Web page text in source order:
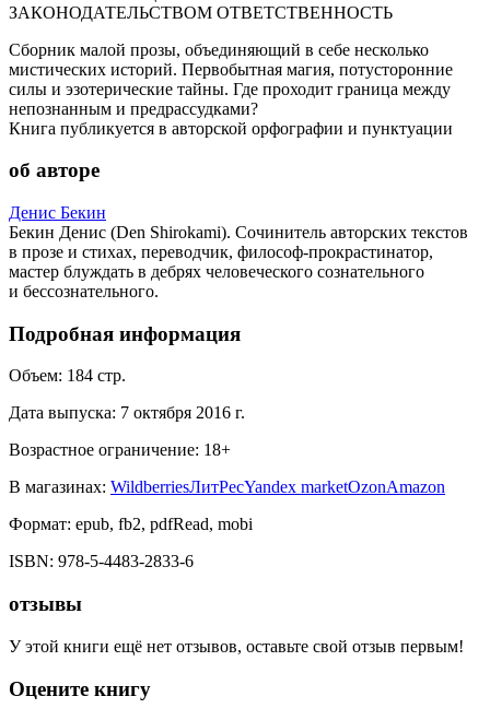
ЗАКОНОДАТЕЛЬСТВОМ ОТВЕТСТВЕННОСТЬ
Сборник малой прозы, объединяющий в себе несколько
мистических историй. Первобытная магия, потусторонние
силы и эзотерические тайны. Где проходит граница между
непознанным и предрассудками?
Книга публикуется в авторской орфографии и пунктуации
об авторе
Денис Бекин
Бекин Денис (Den Shirokami). Сочинитель авторских текстов
в прозе и стихах, переводчик, философ-прокрастинатор,
мастер блуждать в дебрях человеческого сознательного
и бессознательного.
Подробная информация
Объем: 184 стр.
Дата выпуска: 7 октября 2016 г.
Возрастное ограничение: 18+
В магазинах: WildberriesЛитРесYandex marketOzonAmazon
Формат: epub, fb2, pdfRead, mobi
ISBN: 978-5-4483-2833-6
отзывы
У этой книги ещё нет отзывов, оставьте свой отзыв первым!
Оцените книгу